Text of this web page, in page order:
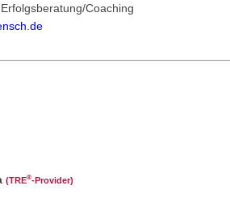
Coaching
(TRE®‑Provider)